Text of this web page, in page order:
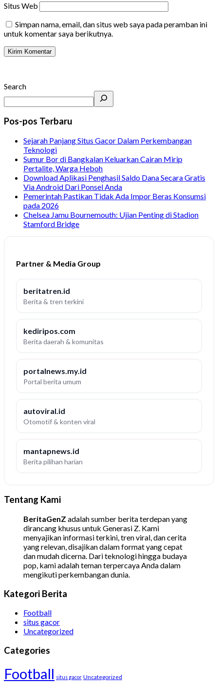
Situs Web
Simpan nama, email, dan situs web saya pada peramban ini
untuk komentar saya berikutnya.
Search
Pos-pos Terbaru
Sejarah Panjang Situs Gacor Dalam Perkembangan
Teknologi
Sumur Bor di Bangkalan Keluarkan Cairan Mirip
Pertalite, Warga Heboh
Download Aplikasi Penghasil Saldo Dana Secara Gratis
Via Android Dari Ponsel Anda
Pemerintah Pastikan Tidak Ada Impor Beras Konsumsi
pada 2026
Chelsea Jamu Bournemouth: Ujian Penting di Stadion
Stamford Bridge
Partner & Media Group
beritatren.id
Berita & tren terkini
kediripos.com
Berita daerah & komunitas
portalnews.my.id
Portal berita umum
autoviral.id
Otomotif & konten viral
mantapnews.id
Berita pilihan harian
Tentang Kami
BeritaGenZ adalah sumber berita terdepan yang
dirancang khusus untuk Generasi Z. Kami
menyajikan informasi terkini, tren viral, dan cerita
yang relevan, disajikan dalam format yang cepat
dan mudah dicerna. Dari teknologi hingga budaya
pop, kami adalah teman terpercaya Anda dalam
mengikuti perkembangan dunia.
Kategori Berita
Football
situs gacor
Uncategorized
Categories
Football situs gacor Uncategorized